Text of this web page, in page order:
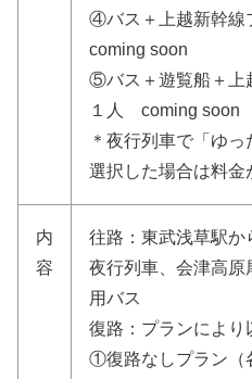
④バス＋上越新幹
coming soon
⑤バス＋遊覧船＋上
１人 coming soon
＊夜行列車で「ゆ
選択した場合は料金
内
容
往路：東武浅草駅か
夜行列車、会津高原
用バス
復路：プランにより
①復路なしプラン（